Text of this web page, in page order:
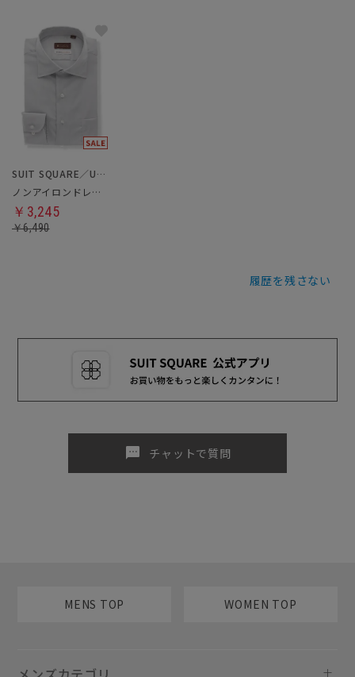
SUIT SQUARE／UNIVERSAL LANGUAGE
ノンアイロンドレスシャツ
￥3,245
￥6,490
履歴を残さない
sms チャットで質問
MENS TOP WOMEN TOP